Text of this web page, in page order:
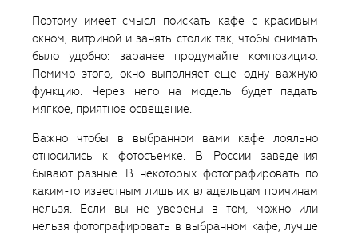
Поэтому имеет смысл поискать кафе с красивым
окном, витриной и занять столик так, чтобы снимать
было удобно: заранее продумайте композицию.
Помимо этого, окно выполняет еще одну важную
функцию. Через него на модель будет падать
мягкое, приятное освещение.
Важно чтобы в выбранном вами кафе лояльно
относились к фотосъемке. В России заведения
бывают разные. В некоторых фотографировать по
каким-то известным лишь их владельцам причинам
нельзя. Если вы не уверены в том, можно или
нельзя фотографировать в выбранном кафе, лучше